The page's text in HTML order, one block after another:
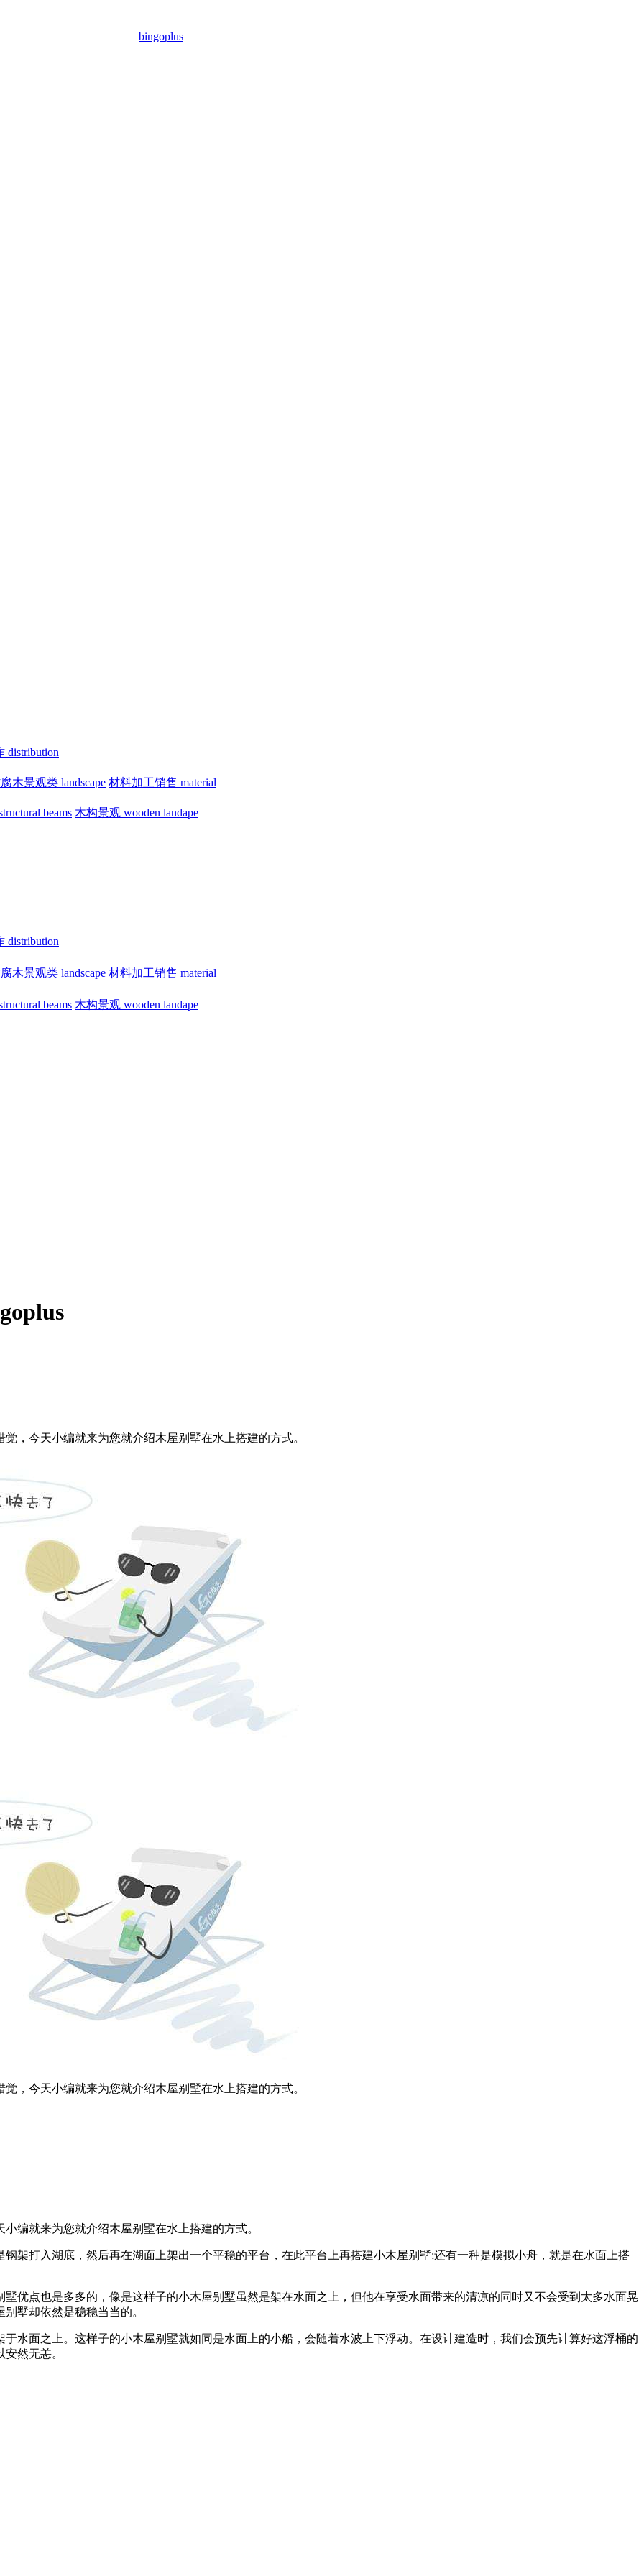
bingoplus
distribution
木景观类 landscape 材料加工销售 material
beams 木构景观 wooden landape
distribution
木景观类 landscape 材料加工销售 material
beams 木构景观 wooden landape
，今天小编就来为您就介绍木屋别墅在水上搭建的方式。
，今天小编就来为您就介绍木屋别墅在水上搭建的方式。
就来为您就介绍木屋别墅在水上搭建的方式。
打入湖底，然后再在湖面上架出一个平稳的平台，在此平台上再搭建小木屋别墅;还有一种是模拟小舟，就是在水面上搭
点也是多多的，像是这样子的小木屋别墅虽然是架在水面之上，但他在享受水面带来的清凉的同时又不会受到太多水面晃
墅却依然是稳稳当当的。
面之上。这样子的小木屋别墅就如同是水面上的小船，会随着水波上下浮动。在设计建造时，我们会预先计算好这浮桶的
然无恙。